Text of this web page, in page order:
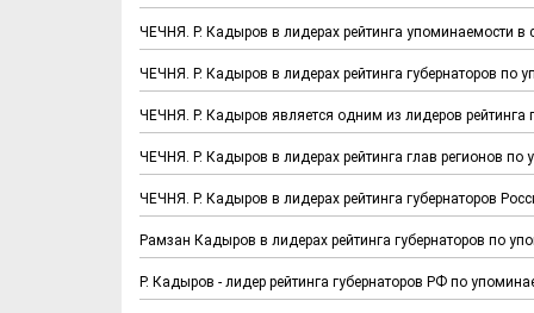
ЧЕЧНЯ. Р. Кадыров в лидерах рейтинга упоминаемости в
ЧЕЧНЯ. Р. Кадыров в лидерах рейтинга губернаторов по
ЧЕЧНЯ. Р. Кадыров является одним из лидеров
ЧЕЧНЯ. Р. Кадыров в лидерах рейтинга глав регионов
ЧЕЧНЯ. Р. Кадыров в лидерах рейтинга губернаторов
Рамзан Кадыров в лидерах рейтинга губернаторов по
Р. Кадыров - лидер рейтинга губернаторов РФ по